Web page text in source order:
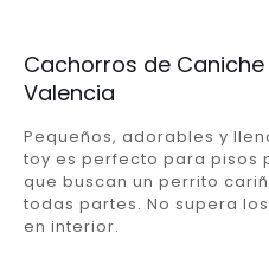
Cachorros de Caniche
Valencia
Pequeños, adorables y
toy es perfecto para pisos
que buscan un perrito
todas partes. No supera
en interior.